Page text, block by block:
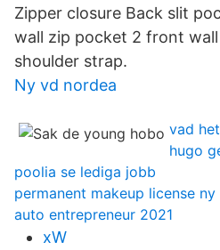
Zipper closure Back slit
wall zip pocket 2 front
shoulder strap.
Ny vd nordea
vad
hugo
poolia se lediga jobb
permanent makeup license ny
auto entrepreneur 2021
xW